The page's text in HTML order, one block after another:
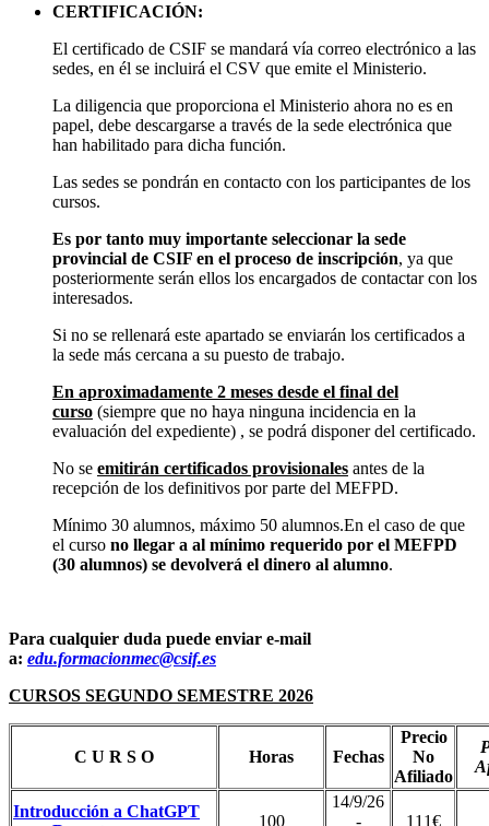
CERTIFICACIÓN:
El certificado de CSIF se mandará vía correo electrónico a las
sedes, en él se incluirá el CSV que emite el Ministerio.
La diligencia que proporciona el Ministerio ahora no es en
papel, debe descargarse a través de la sede electrónica que
han habilitado para dicha función.
Las sedes se pondrán en contacto con los participantes de los
cursos.
Es por tanto muy importante seleccionar la sede
provincial de CSIF en el proceso de inscripción, ya que
posteriormente serán ellos los encargados de contactar con los
interesados.
Si no se rellenará este apartado se enviarán los certificados a
la sede más cercana a su puesto de trabajo.
En aproximadamente 2 meses desde el final del
curso (siempre que no haya ninguna incidencia en la
evaluación del expediente) , se podrá disponer del certificado.
No se emitirán certificados provisionales antes de la
recepción de los definitivos por parte del MEFPD.
Mínimo 30 alumnos, máximo 50 alumnos.En el caso de que
el curso no llegar a al mínimo requerido por el MEFPD
(30 alumnos) se devolverá el dinero al alumno.
Para cualquier duda puede enviar e-mail
a: edu.formacionmec@csif.es
CURSOS SEGUNDO SEMESTRE 2026
C U R S O Horas Fechas
Precio
No
Afiliado
Introducción a ChatGPT
100
14/9/26
-
111€